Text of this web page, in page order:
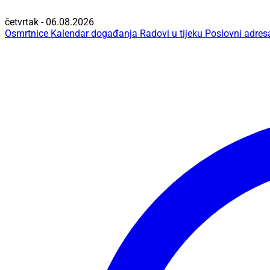
četvrtak - 06.08.2026
Osmrtnice Kalendar događanja Radovi u tijeku Poslovni